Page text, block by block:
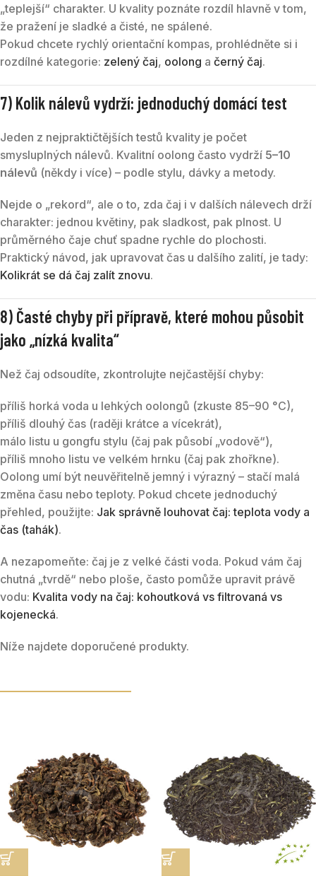
„teplejší“ charakter. U kvality poznáte rozdíl hlavně v tom,
že pražení je sladké a čisté, ne spálené.
Pokud chcete rychlý orientační kompas, prohlédněte si i
rozdílné kategorie: zelený čaj, oolong a černý čaj.
7) Kolik nálevů vydrží: jednoduchý domácí test
Jeden z nejpraktičtějších testů kvality je počet
smysluplných nálevů. Kvalitní oolong často vydrží 5–10
nálevů (někdy i více) – podle stylu, dávky a metody.
Nejde o „rekord“, ale o to, zda čaj i v dalších nálevech drží
charakter: jednou květiny, pak sladkost, pak plnost. U
průměrného čaje chuť spadne rychle do plochosti.
Praktický návod, jak upravovat čas u dalšího zalití, je tady:
Kolikrát se dá čaj zalít znovu.
8) Časté chyby při přípravě, které mohou působit
jako „nízká kvalita“
Než čaj odsoudíte, zkontrolujte nejčastější chyby:
příliš horká voda u lehkých oolongů (zkuste 85–90 °C),
příliš dlouhý čas (raději krátce a vícekrát),
málo listu u gongfu stylu (čaj pak působí „vodově“),
příliš mnoho listu ve velkém hrnku (čaj pak zhořkne).
Oolong umí být neuvěřitelně jemný i výrazný – stačí malá
změna času nebo teploty. Pokud chcete jednoduchý
přehled, použijte: Jak správně louhovat čaj: teplota vody a
čas (tahák).
A nezapomeňte: čaj je z velké části voda. Pokud vám čaj
chutná „tvrdě“ nebo ploše, často pomůže upravit právě
vodu: Kvalita vody na čaj: kohoutková vs filtrovaná vs
kojenecká.
Níže najdete doporučené produkty.